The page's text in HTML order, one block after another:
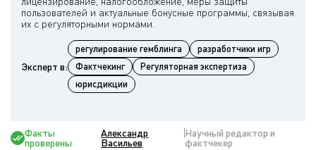
пользователей и актуальные бонусные программы, связывая
Эксперт в:
регулирование гемблинга
разработчики игр
Фактчекинг
Регуляторная экспертиза
юрисдикции
Факты
проверены
Александр
Васильев
Научный редактор и
фактчекер